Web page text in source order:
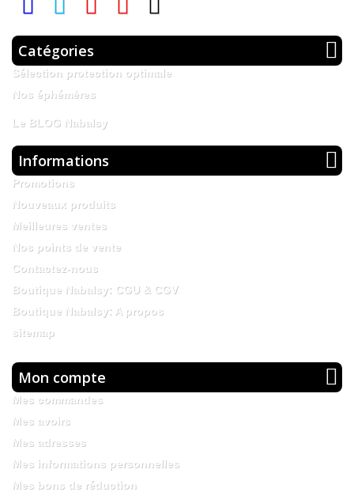
Catégories
Sélection protection optimale
Nos éphémères
Le BLOG Nabalsy
Informations
Promotions
Nouveaux produits
Meilleures ventes
Nos points de vente
Contactez-nous
Boutique Nabalsy: CGU & CGV
Boutique Nabalsy: A propos
sitemap
Mon compte
Mes commandes
Mes avoirs
Mes adresses
Mes informations personnelles
Mes bons de réduction